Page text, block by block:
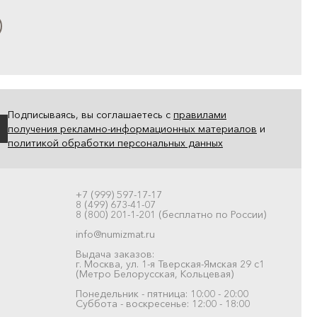
Подписываясь, вы соглашаетесь с правилами
получения рекламно-информационных материалов и
политикой обработки персональных данных
+7 (999) 597-17-17
8 (499) 673-41-07
8 (800) 201-1-201 (бесплатно по России)
info@numizmat.ru
Выдача заказов:
г. Москва, ул. 1-я Тверская-Ямская 29 с1
(Метро Белорусская, Кольцевая)
Понедельник - пятница: 10:00 - 20:00
Суббота - воскресенье: 12:00 - 18:00